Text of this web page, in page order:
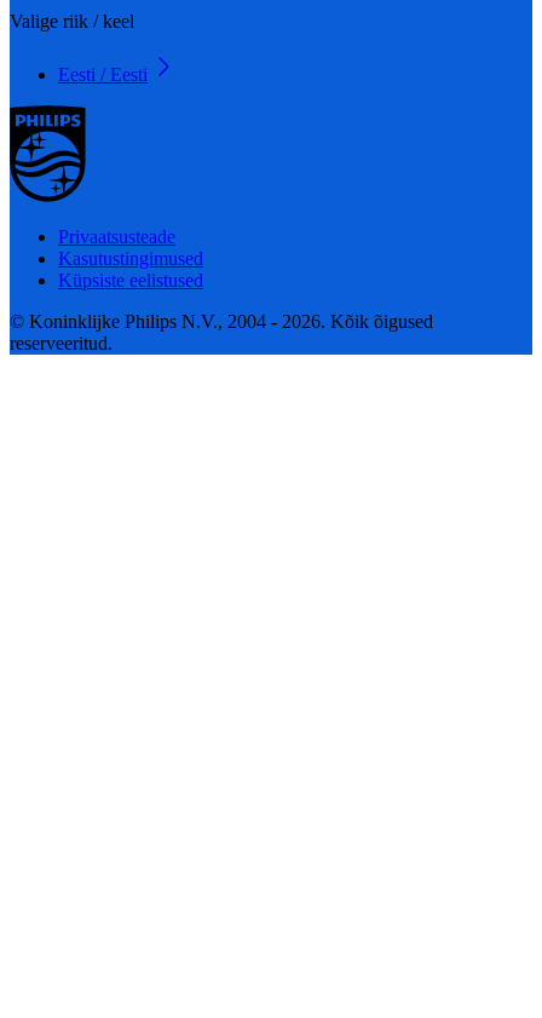
Valige riik / keel
Eesti / Eesti
Privaatsusteade
Kasutustingimused
Küpsiste eelistused
© Koninklijke Philips N.V., 2004 - 2026. Kõik õigused
reserveeritud.